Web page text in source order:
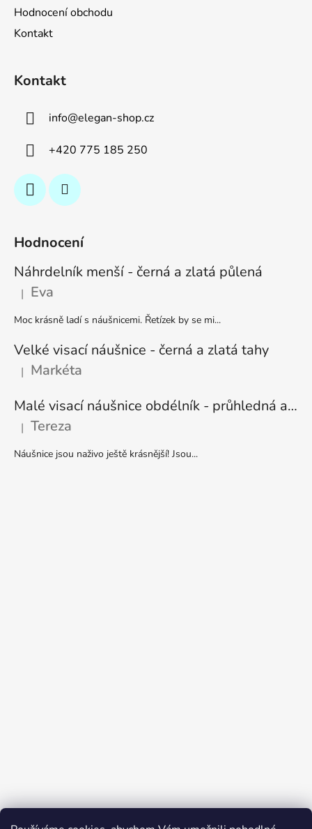
Hodnocení obchodu
Kontakt
Kontakt
info@elegan-shop.cz
+420 775 185 250
Hodnocení
Náhrdelník menší - černá a zlatá půlená
Hodnocení produktu je 5 z 5 hvězdiček.
| Eva
Moc krásně ladí s náušnicemi. Řetízek by se mi...
Velké visací náušnice - černá a zlatá tahy
Hodnocení produktu je 5 z 5 hvězdiček.
| Markéta
Malé visací náušnice obdélník - průhledná a stříbrná
Hodnocení produktu je 5 z 5 hvězdiček.
| Tereza
Náušnice jsou naživo ještě krásnější! Jsou...